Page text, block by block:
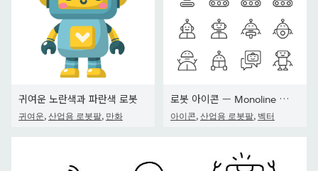
귀여운 노란색과 파란색 로봇
귀여운, 산업용 로봇팔, 만화
로봇 아이콘 — Monoline 시리즈
아이콘, 산업용 로봇팔, 벡터